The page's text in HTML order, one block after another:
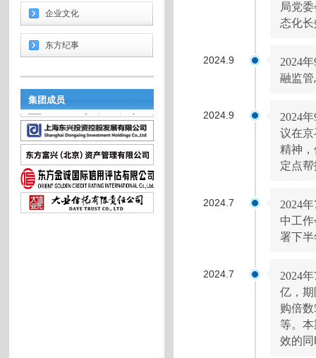
企业文化
东方纪事
集团成员
局党
态化
2024.9
2024
融监
2024.9
2024
议在
精神
定点
2024.7
2024
中工
署下
2024.7
2024
亿，
购倍
等。
效的